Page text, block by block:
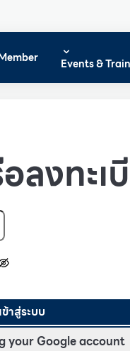
Events &
อลงทะ
เข้าสู่ระบบ
your Google account